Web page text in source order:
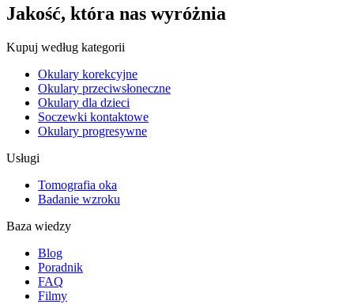
Jakość, która nas wyróżnia
Kupuj według kategorii
Okulary korekcyjne
Okulary przeciwsłoneczne
Okulary dla dzieci
Soczewki kontaktowe
Okulary progresywne
Usługi
Tomografia oka
Badanie wzroku
Baza wiedzy
Blog
Poradnik
FAQ
Filmy